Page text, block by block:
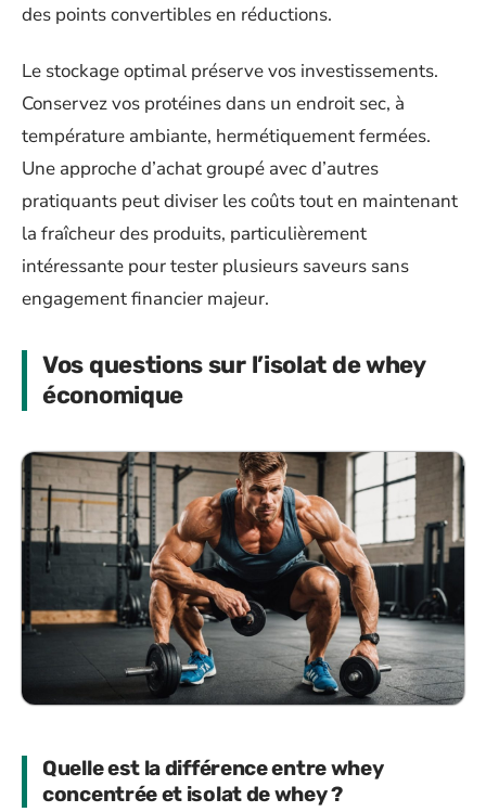
des points convertibles en réductions.
Le stockage optimal préserve vos investissements.
Conservez vos protéines dans un endroit sec, à
température ambiante, hermétiquement fermées.
Une approche d’achat groupé avec d’autres
pratiquants peut diviser les coûts tout en maintenant
la fraîcheur des produits, particulièrement
intéressante pour tester plusieurs saveurs sans
engagement financier majeur.
Vos questions sur l’isolat de whey
économique
Quelle est la différence entre whey
concentrée et isolat de whey ?